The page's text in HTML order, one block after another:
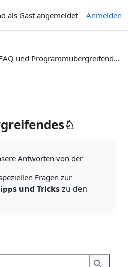
als Gast angemeldet Anmelden
FAQ und Programmübergreifendes♘
Antworten von der
Fragen zur
s und Trickszu den
Suchen